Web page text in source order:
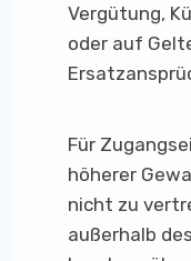
Vergütung,
oder auf
Für
höherer
nicht zu
außerhalb